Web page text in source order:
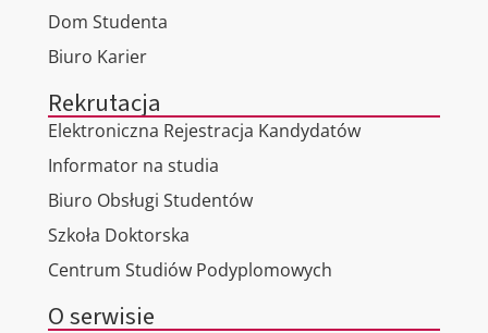
Dom Studenta
Biuro Karier
Rekrutacja
Elektroniczna Rejestracja Kandydatów
Informator na studia
Biuro Obsługi Studentów
Szkoła Doktorska
Centrum Studiów Podyplomowych
O serwisie